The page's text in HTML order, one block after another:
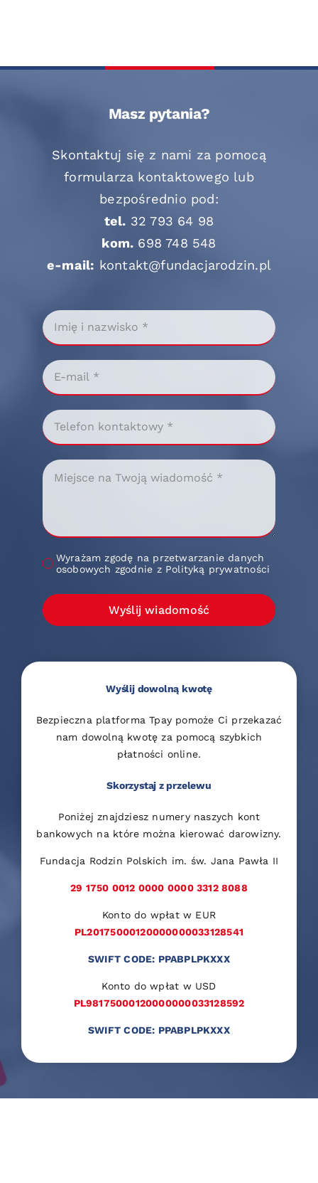
Masz pytania?
Skontaktuj się z nami za pomocą
formularza kontaktowego lub
bezpośrednio pod:
tel. 32 793 64 98
kom. 698 748 548
e-mail: kontakt@fundacjarodzin.pl
Wyrażam zgodę na przetwarzanie danych
osobowych zgodnie z Polityką prywatności
Wyślij wiadomość
Wyślij dowolną kwotę
Bezpieczna platforma Tpay pomoże Ci przekazać
nam dowolną kwotę za pomocą szybkich
płatności online.
Skorzystaj z przelewu
Poniżej znajdziesz numery naszych kont
bankowych na które można kierować darowizny.
Fundacja Rodzin Polskich im. św. Jana Pawła II
29 1750 0012 0000 0000 3312 8088
Konto do wpłat w EUR
PL20175000120000000033128541
SWIFT CODE: PPABPLPKXXX
Konto do wpłat w USD
PL98175000120000000033128592
SWIFT CODE: PPABPLPKXXX